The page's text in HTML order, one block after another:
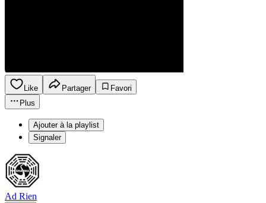
Like Partager
Favori
Plus
Ajouter à la playlist
Signaler
Ad Rien